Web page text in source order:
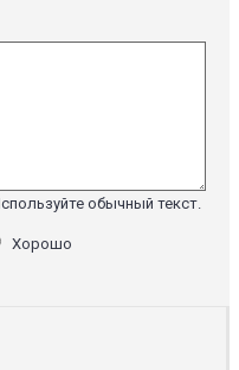
обычный текст.
Хорошо